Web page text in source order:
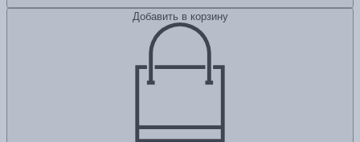
Добавить в корзину